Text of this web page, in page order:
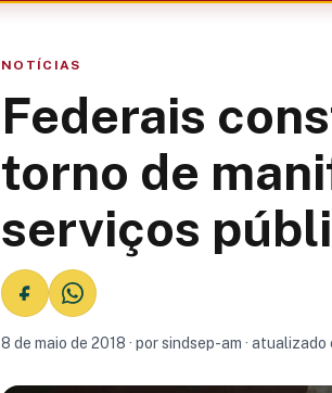
NOTÍCIAS
Federais
torno de
serviços
8 de maio de 2018 · por sindsep-am ·